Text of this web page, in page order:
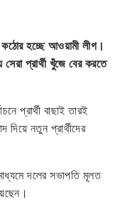
কঠোর হচ্ছে আওয়ামী লীগ।
সেরা প্রার্থী খুঁজে বের করতে
প্রার্থী বাছাই তারই
দিয়ে নতুন প্রার্থীদের
মাধ্যমে দলের সভাপতি মূলত